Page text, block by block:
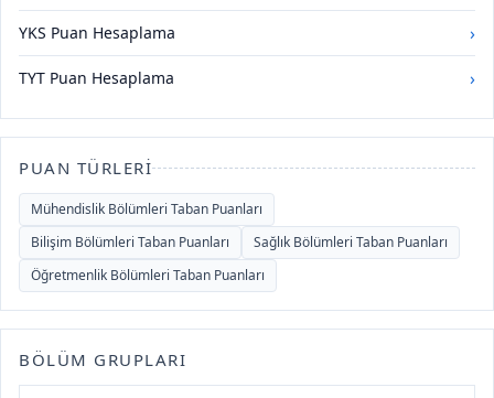
YKS Puan Hesaplama ›
TYT Puan Hesaplama ›
PUAN TÜRLERI
Mühendislik Bölümleri Taban Puanları
Bilişim Bölümleri Taban Puanları
Sağlık Bölümleri Taban Puanları
Öğretmenlik Bölümleri Taban Puanları
BÖLÜM GRUPLARI